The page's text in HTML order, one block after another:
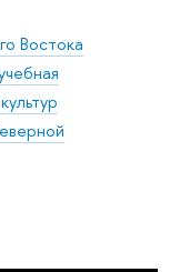
Востока